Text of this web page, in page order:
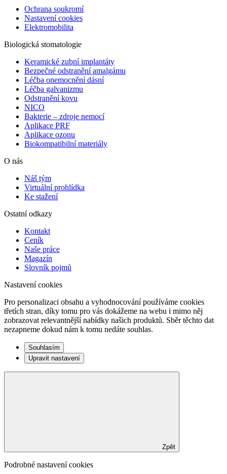
Ochrana soukromí
Nastavení cookies
Elektromobilita
Biologická stomatologie
Keramické zubní implantáty
Bezpečné odstranění amalgámu
Léčba onemocnění dásní
Léčba galvanizmu
Odstranění kovu
NICO
Bakterie – zdroje nemocí
Aplikace PRF
Aplikace ozonu
Biokompatibilní materiály
O nás
Náš tým
Virtuální prohlídka
Ke stažení
Ostatní odkazy
Kontakt
Ceník
Naše práce
Magazín
Slovník pojmů
Nastavení cookies
Pro personalizaci obsahu a vyhodnocování používáme cookies
třetích stran, díky tomu pro vás dokážeme na webu i mimo něj
zobrazovat relevantnější nabídky našich produktů. Sběr těchto dat
nezapneme dokud nám k tomu nedáte souhlas.
Souhlasím
Upravit nastavení
Zpět
Podrobné nastavení cookies